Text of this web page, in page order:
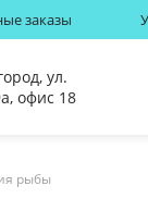
заказы
ул.
офис 18
рыбы